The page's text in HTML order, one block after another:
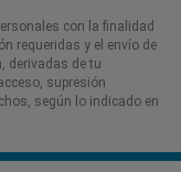
con la finalidad
requeridas y el envío de
derivadas de tu
supresión
según lo indicado en